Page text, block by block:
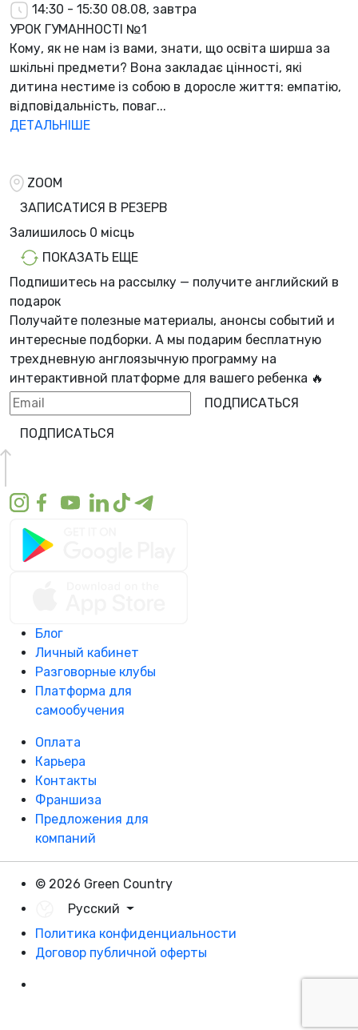
14:30 - 15:30 08.08, завтра
УРОК ГУМАННОСТІ №1
Кому, як не нам із вами, знати, що освіта ширша за
шкільні предмети? Вона закладає цінності, які
дитина нестиме із собою в доросле життя: емпатію,
відповідальність, поваг...
ДЕТАЛЬНІШЕ
ZOOM
ЗАПИСАТИСЯ В РЕЗЕРВ
Залишилось 0 місць
ПОКАЗАТЬ ЕЩЕ
Подпишитесь на рассылку — получите английский в
подарок
Получайте полезные материалы, анонсы событий и
интересные подборки. А мы подарим бесплатную
трехдневную англоязычную программу на
интерактивной платформе для вашего ребенка 🔥
ПОДПИСАТЬСЯ
ПОДПИСАТЬСЯ
Блог
Личный кабинет
Разговорные клубы
Платформа для
самообучения
Оплата
Карьера
Контакты
Франшиза
Предложения для
компаний
© 2026 Green Country
Русский
Политика конфиденциальности
Договор публичной оферты